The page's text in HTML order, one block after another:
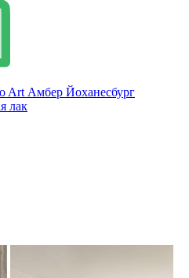
Art Амбер Йоханесбург
лак